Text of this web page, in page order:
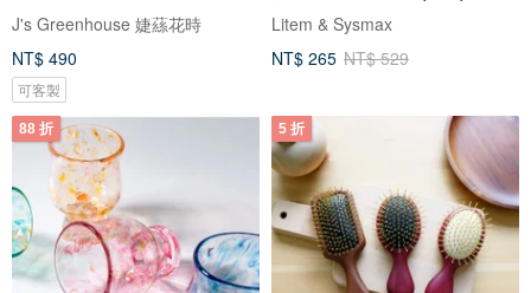
J's Greenhouse 婕蕬花時
NT$ 490
可客製
Litem & Sysmax
NT$ 265 NT$ 529
88 折 5 折